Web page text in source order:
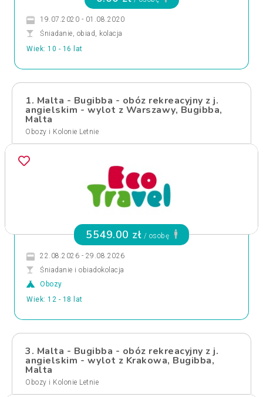
19.07.2020 - 01.08.2020
Śniadanie, obiad, kolacja
Wiek: 10 - 16 lat
1. Malta - Bugibba - obóz rekreacyjny z j.
angielskim - wylot z Warszawy, Bugibba,
Malta
Obozy i Kolonie Letnie
5549.00 zł / osobę
22.08.2026 - 29.08.2026
Śniadanie i obiadokolacja
Obozy
Wiek: 12 - 18 lat
3. Malta - Bugibba - obóz rekreacyjny z j.
angielskim - wylot z Krakowa, Bugibba,
Malta
Obozy i Kolonie Letnie